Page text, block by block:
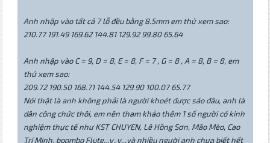
Anh nhập vào tất cả 7 lỗ đều bằng 8.5mm em thử xem sao:
210.77 191.49 169.62 144.81 129.92 99.80 65.64
Anh nhập vào C = 9, D = 8, E = 8, F = 7 , G = 8 , A = 8, B = 8, em
thử xem sao:
209.72 190.50 168.71 144.54 129.90 100.07 65.77
Nói thật là anh không phải là người khoét được sáo đâu, anh là
dân công chức thôi, em nên tham khảo thêm 1 số người có kinh
nghiệm thực tế như KST CHUYEN, Lê Hồng Sơn, Mão Mèo, Cao
Trí Minh, boombo Flute...v..v...và nhiều người anh chưa biết hết